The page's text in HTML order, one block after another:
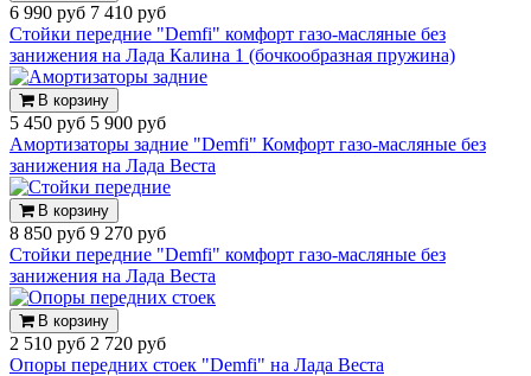
6 990 руб 7 410 руб
Стойки передние "Demfi" комфорт газо-масляные без
занижения на Лада Калина 1 (бочкообразная пружина)
В корзину
5 450 руб 5 900 руб
Амортизаторы задние "Demfi" Комфорт газо-масляные без
занижения на Лада Веста
В корзину
8 850 руб 9 270 руб
Стойки передние "Demfi" комфорт газо-масляные без
занижения на Лада Веста
В корзину
2 510 руб 2 720 руб
Опоры передних стоек "Demfi" на Лада Веста